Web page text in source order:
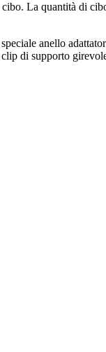
La quantità di
anello
di supporto